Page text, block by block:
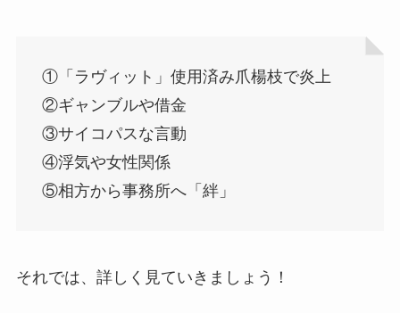
①「ラヴィット」使用済み爪楊枝で炎上
②ギャンブルや借金
③サイコパスな言動
④浮気や女性関係
⑤相方から事務所へ「絆」
それでは、詳しく見ていきましょう！